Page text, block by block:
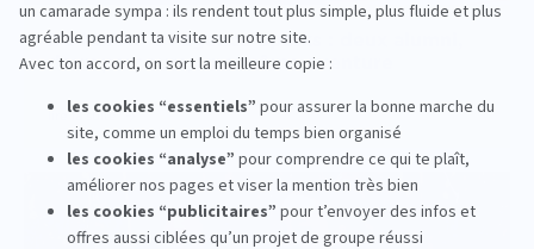
De l’EFAP à l’agence Sparks : deux alumni,
deux parcours, une même aventure
lire la suite